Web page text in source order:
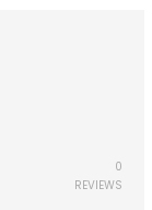
0
REVIEWS